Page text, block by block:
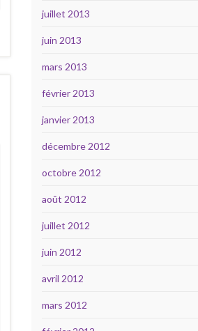
juillet 2013
juin 2013
mars 2013
février 2013
janvier 2013
décembre 2012
octobre 2012
août 2012
juillet 2012
juin 2012
avril 2012
mars 2012